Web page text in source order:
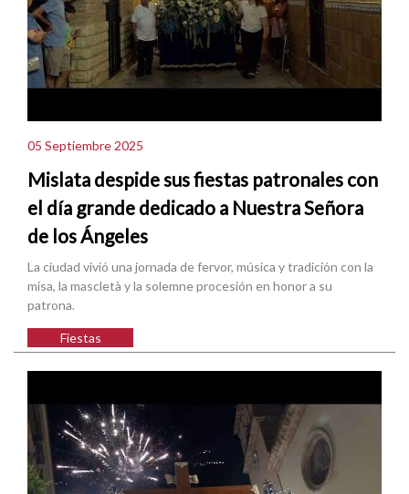
05 Septiembre 2025
Mislata despide sus fiestas patronales con
el día grande dedicado a Nuestra Señora
de los Ángeles
La ciudad vivió una jornada de fervor, música y tradición con la
misa, la mascletà y la solemne procesión en honor a su
patrona.
Fiestas